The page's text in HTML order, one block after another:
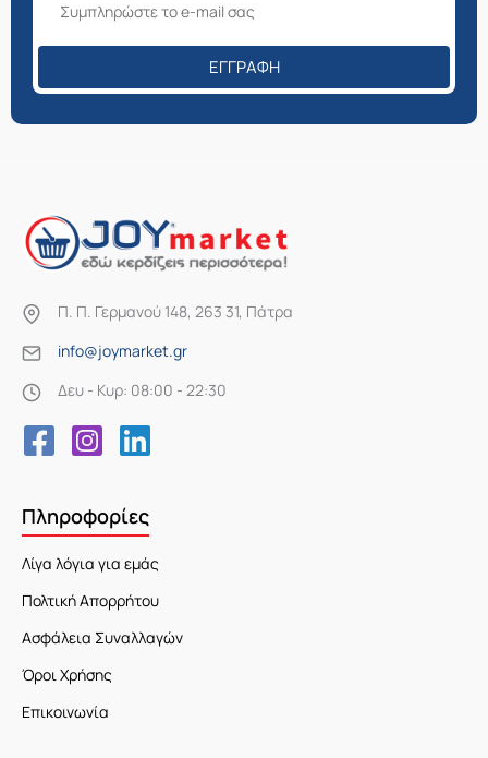
ΕΓΓΡΑΦΉ
Π. Π. Γερμανού 148, 263 31, Πάτρα
info@joymarket.gr
Δευ - Κυρ: 08:00 - 22:30
Πληροφορίες
Λίγα λόγια για εμάς
Πολτική Απορρήτου
Ασφάλεια Συναλλαγών
Όροι Χρήσης
Επικοινωνία